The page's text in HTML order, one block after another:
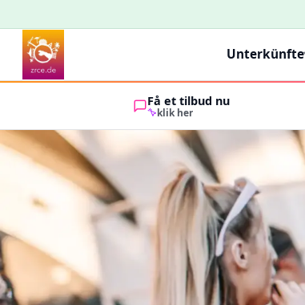
Unterkünfte
Få et tilbud nu
klik her